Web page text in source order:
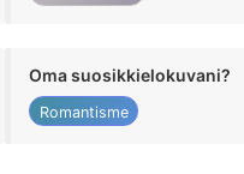
Oma suosikkielokuvani?
Romantisme